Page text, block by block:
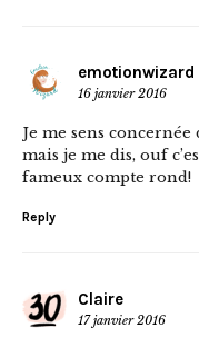
emotionwizard
16 janvier 2016
Je me sens
mais je me dis, ouf
fameux compte rond!
Reply
Claire
17 janvier 2016